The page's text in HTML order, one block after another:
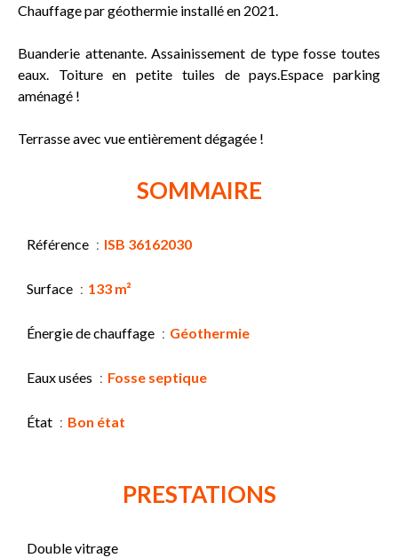
Chauffage par géothermie installé en 2021.
Buanderie attenante. Assainissement de type fosse toutes
eaux. Toiture en petite tuiles de pays.Espace parking
aménagé !
Terrasse avec vue entièrement dégagée !
SOMMAIRE
Référence ISB 36162030
Surface 133 m²
Énergie de chauffage Géothermie
Eaux usées Fosse septique
État Bon état
PRESTATIONS
Double vitrage